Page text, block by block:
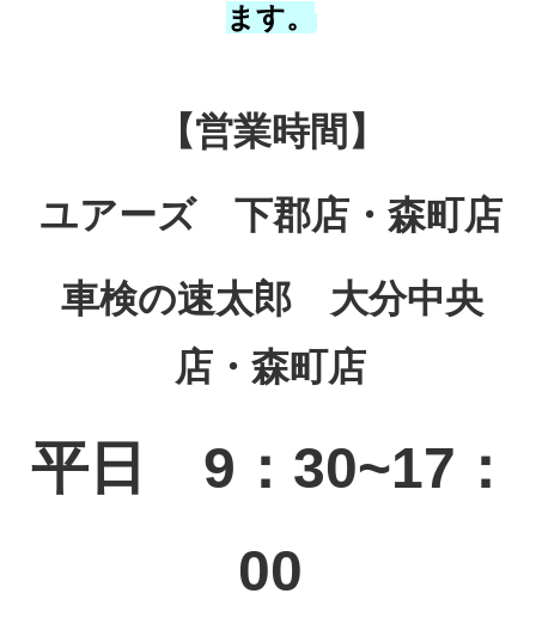
ます。
【営業時間】
ユアーズ 下郡店・森町店
車検の速太郎 大分中央
店・森町店
平日 9：30~17：
00